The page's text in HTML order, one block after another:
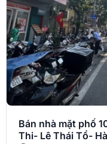
Bán nhà mặt phố
Thi- Lê Thái Tổ-